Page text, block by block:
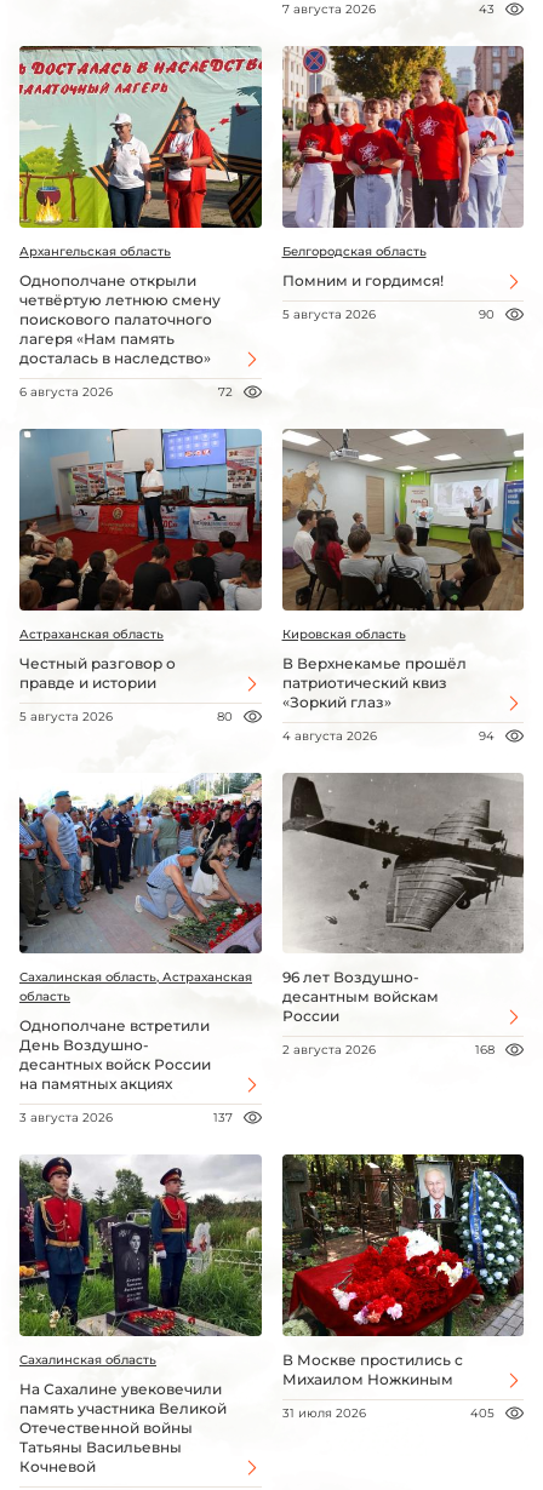
7 августа 2026 43
Архангельская область
Однополчане открыли
четвёртую летнюю смену
поискового палаточного
лагеря «Нам память
досталась в наследство»
6 августа 2026 72
Белгородская область
Помним и гордимся!
5 августа 2026 90
Астраханская область
Честный разговор о
правде и истории
5 августа 2026 80
Кировская область
В Верхнекамье прошёл
патриотический квиз
«Зоркий глаз»
4 августа 2026 94
Сахалинская область, Астраханская
область
Однополчане встретили
День Воздушно-
десантных войск России
на памятных акциях
3 августа 2026 137
96 лет Воздушно-
десантным войскам
России
2 августа 2026 168
Сахалинская область
На Сахалине увековечили
память участника Великой
Отечественной войны
Татьяны Васильевны
Кочневой
В Москве простились с
Михаилом Ножкиным
31 июля 2026 405